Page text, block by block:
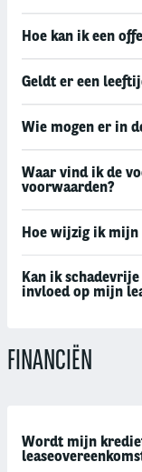
Hoe kan ik een
Geldt er een
Wie mogen er in
Waar vind ik de
voorwaarden?
Hoe wijzig ik mijn
Kan ik
invloed op mijn
FINANCIËN
Wordt mijn